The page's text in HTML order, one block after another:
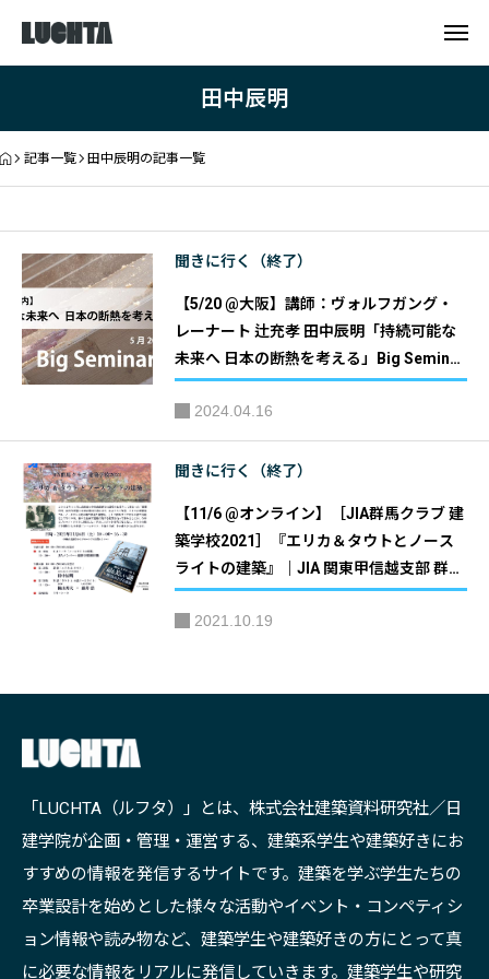
田中辰明
記事一覧 田中辰明の記事一覧
聞きに行く（終了）
【5/20 @大阪】講師：ヴォルフガング・
レーナート 辻充孝 田中辰明「持続可能な
未来へ 日本の断熱を考える」Big Seminar
2024｜主催：株式会社イケダコーポレー
ション
2024.04.16
聞きに行く（終了）
【11/6 @オンライン】［JIA群馬クラブ 建
築学校2021］『エリカ＆タウトとノース
ライトの建築』｜JIA 関東甲信越支部 群馬
地域会
2021.10.19
「LUCHTA（ルフタ）」とは、株式会社建築資料研究社／日
建学院が企画・管理・運営する、建築系学生や建築好きにお
すすめの情報を発信するサイトです。建築を学ぶ学生たちの
卒業設計を始めとした様々な活動やイベント・コンペティシ
ョン情報や読み物など、建築学生や建築好きの方にとって真
に必要な情報をリアルに発信していきます。建築学生や研究